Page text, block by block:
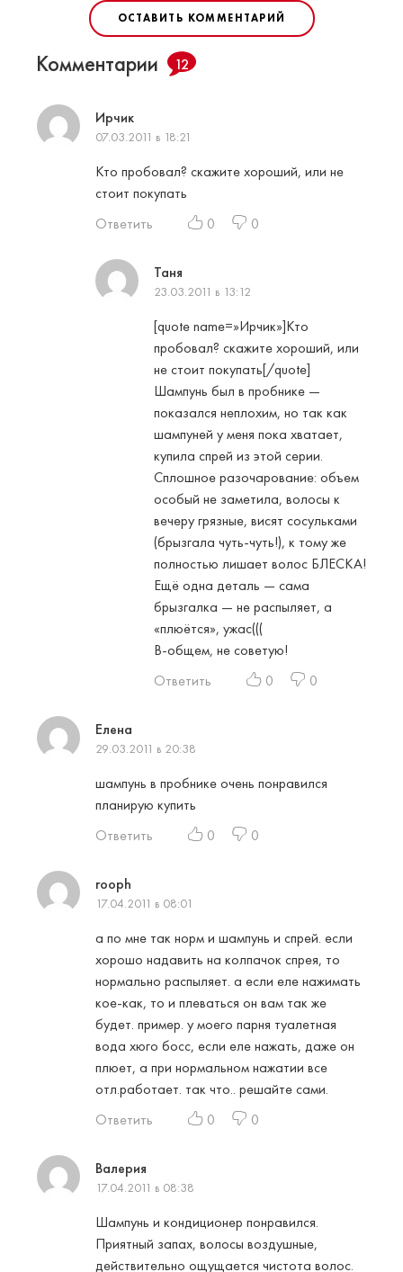
ОСТАВИТЬ КОММЕНТАРИЙ
Комментарии 12
Ирчик
07.03.2011 в 18:21
Кто пробовал? скажите хороший, или не
стоит покупать
Ответить
0 0
Таня
23.03.2011 в 13:12
[quote name=»Ирчик»]Кто
пробовал? скажите хороший, или
не стоит покупать[/quote]
Шампунь был в пробнике —
показался неплохим, но так как
шампуней у меня пока хватает,
купила спрей из этой серии.
Сплошное разочарование: объем
особый не заметила, волосы к
вечеру грязные, висят сосульками
(брызгала чуть-чуть!), к тому же
полностью лишает волос БЛЕСКА!
Ещё одна деталь — сама
брызгалка — не распыляет, а
«плюётся», ужас(((
В-общем, не советую!
Ответить
0 0
Елена
29.03.2011 в 20:38
шампунь в пробнике очень понравился
планирую купить
Ответить
0 0
rooph
17.04.2011 в 08:01
а по мне так норм и шампунь и спрей. если
хорошо надавить на колпачок спрея, то
нормально распыляет. а если еле нажимать
кое-как, то и плеваться он вам так же
будет. пример. у моего парня туалетная
вода хюго босс, если еле нажать, даже он
плюет, а при нормальном нажатии все
отл.работает. так что.. решайте сами.
Ответить
0 0
Валерия
17.04.2011 в 08:38
Шампунь и кондиционер понравился.
Приятный запах, волосы воздушные,
действительно ощущается чистота волос.